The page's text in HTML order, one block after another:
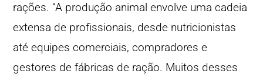
rações. “A produção animal envolve uma cadeia
extensa de profissionais, desde nutricionistas
até equipes comerciais, compradores e
gestores de fábricas de ração. Muitos desses